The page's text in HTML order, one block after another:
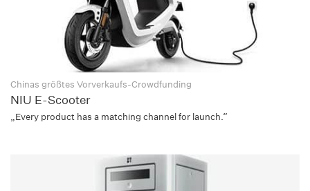
Chinas größtes Vorverkaufs-Crowdfunding
NIU E-Scooter
„Every product has a matching channel for launch.“